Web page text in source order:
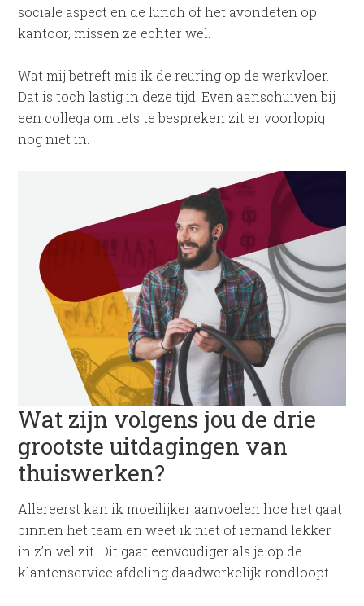
sociale aspect en de lunch of het avondeten op
kantoor, missen ze echter wel.
Wat mij betreft mis ik de reuring op de werkvloer.
Dat is toch lastig in deze tijd. Even aanschuiven bij
een collega om iets te bespreken zit er voorlopig
nog niet in.
Wat zijn volgens jou de drie
grootste uitdagingen van
thuiswerken?
Allereerst kan ik moeilijker aanvoelen hoe het gaat
binnen het team en weet ik niet of iemand lekker
in z’n vel zit. Dit gaat eenvoudiger als je op de
klantenservice afdeling daadwerkelijk rondloopt.